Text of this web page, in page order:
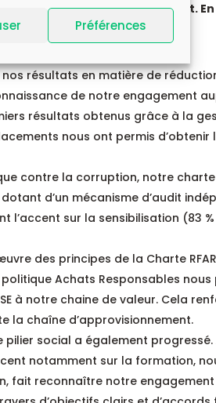
Préférences
jusqu’alors médaillé Argent.
ainsi la médaille d’Or.
résultats en matière de
de notre engagement
résultats obtenus grâce à la
nous ont permis
contre la corruption, notre
d’un mécanisme d’audit
l’accent sur la sensibilisation (83
des principes de la Charte
Achats Responsables
à notre chaine de valeur. Cela
la chaîne d’approvisionnement.
pilier social a également
notamment sur la formation,
fait reconnaître notre